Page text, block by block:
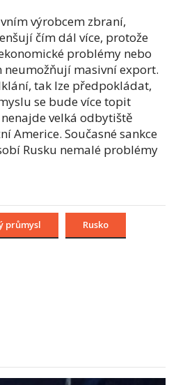
výrobcem zbraní,
čím dál více, protože
problémy nebo
neumožňují masivní export.
tak lze předpokládat,
se bude více topit
velká odbytiště
Americe. Současné sankce
Rusku nemalé problémy
průmysl Rusko